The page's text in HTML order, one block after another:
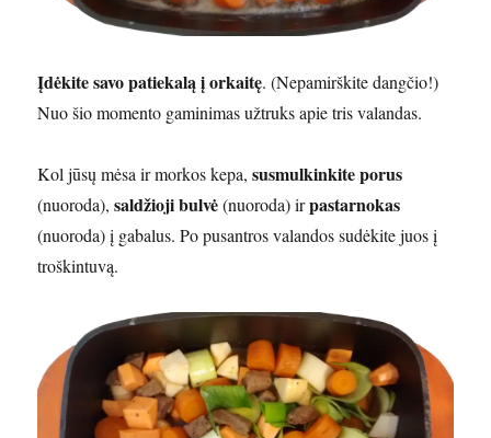
Įdėkite savo patiekalą į orkaitę. (Nepamirškite dangčio!)
Nuo šio momento gaminimas užtruks apie tris valandas.
Kol jūsų mėsa ir morkos kepa,susmulkinkite porus
(nuoroda),saldžioji bulvė(nuoroda) irpastarnokas
(nuoroda) į gabalus. Po pusantros valandos sudėkite juos į
troškintuvą.